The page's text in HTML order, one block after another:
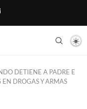
DETIENE A PADRE E
DROGAS Y ARMAS